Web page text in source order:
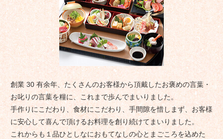
創業 30 有余年、たくさんのお客様から頂戴したお褒めの言葉・
お叱りの言葉を糧に、これまで歩んでまいりました。
手作りにこだわり、食材にこだわり、手間隙を惜しまず、お客様
に安心して喜んで頂けるお料理を創り続けてまいりました。
これからも１品ひとしなにおもてなしの心とまごころを込めた